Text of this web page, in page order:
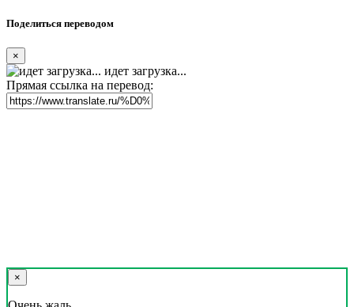
Поделиться переводом
×
идет загрузка...
Прямая ссылка на перевод:
×